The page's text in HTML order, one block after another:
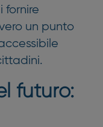
fornire
un punto
futuro: